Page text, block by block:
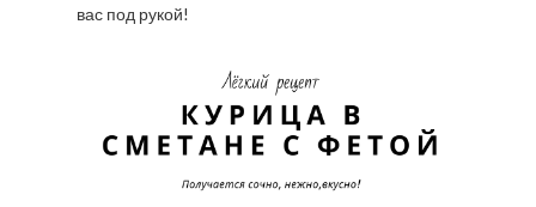
вас под рукой!